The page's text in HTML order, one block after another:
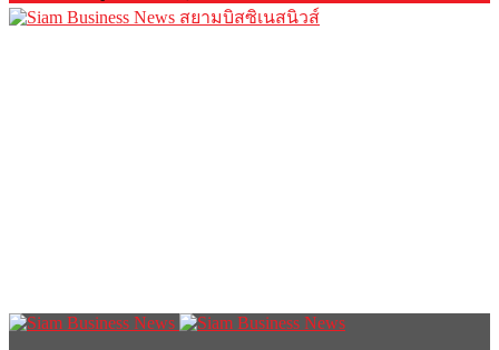
สยามบิสซิเนสนิวส์